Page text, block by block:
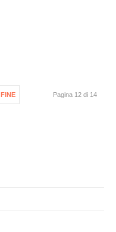
FINE Pagina 12 di 14